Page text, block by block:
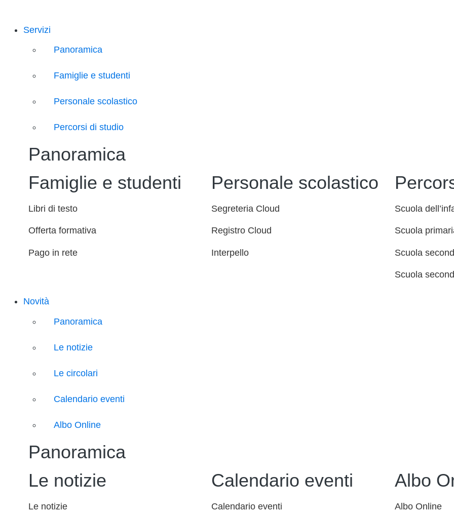
Servizi
Panoramica
Famiglie e studenti
Personale scolastico
Percorsi di studio
Panoramica
Famiglie e studenti
Libri di testo
Offerta formativa
Pago in rete
Personale scolastico
Segreteria Cloud
Registro Cloud
Interpello
Scuola
Scuola
Scuola
Scuola
Novità
Panoramica
Le notizie
Le circolari
Calendario eventi
Albo Online
Panoramica
Le notizie
Le notizie
Calendario eventi
Calendario eventi
Albo
Albo Online